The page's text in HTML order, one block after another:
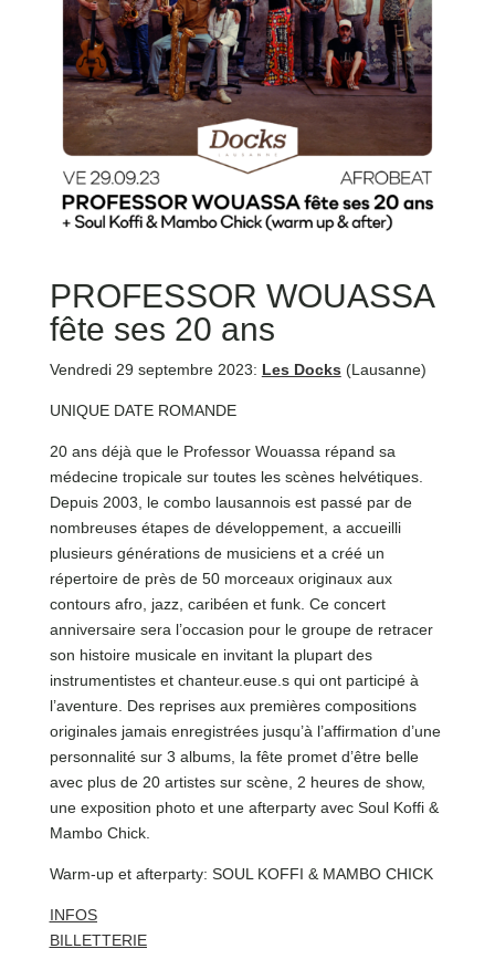
PROFESSOR WOUASSA
fête ses 20 ans
Vendredi 29 septembre 2023: Les Docks (Lausanne)
UNIQUE DATE ROMANDE
20 ans déjà que le Professor Wouassa répand sa
médecine tropicale sur toutes les scènes helvétiques.
Depuis 2003, le combo lausannois est passé par de
nombreuses étapes de développement, a accueilli
plusieurs générations de musiciens et a créé un
répertoire de près de 50 morceaux originaux aux
contours afro, jazz, caribéen et funk. Ce concert
anniversaire sera l’occasion pour le groupe de retracer
son histoire musicale en invitant la plupart des
instrumentistes et chanteur.euse.s qui ont participé à
l’aventure. Des reprises aux premières compositions
originales jamais enregistrées jusqu’à l’affirmation d’une
personnalité sur 3 albums, la fête promet d’être belle
avec plus de 20 artistes sur scène, 2 heures de show,
une exposition photo et une afterparty avec Soul Koffi &
Mambo Chick.
Warm-up et afterparty: SOUL KOFFI & MAMBO CHICK
INFOS
BILLETTERIE